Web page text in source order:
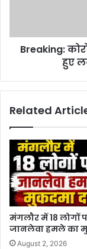
Breaking:
हुए
Related
मंगलौर में 18 लोगों
जानलेवा हमले का
August 2, 2026